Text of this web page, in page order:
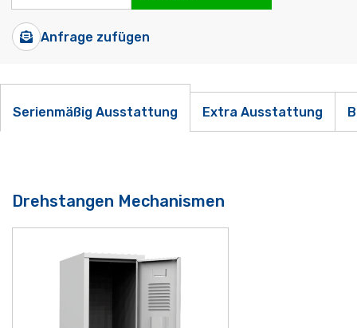
Anfrage zufügen
Serienmäßig Ausstattung Extra Ausstattung
Drehstangen Mechanismen